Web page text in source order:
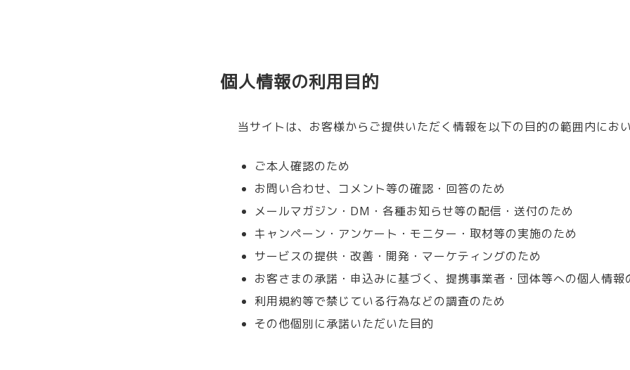
個人情報の利用目的
当サイトは、お客様からご提供いただく情報を以下の目的の範囲内にお
ご本人確認のため
お問い合わせ、コメント等の確認・回答のため
メールマガジン・DM・各種お知らせ等の配信・送付のため
キャンペーン・アンケート・モニター・取材等の実施のため
サービスの提供・改善・開発・マーケティングのため
お客さまの承諾・申込みに基づく、提携事業者・団体等への個人情報
利用規約等で禁じている行為などの調査のため
その他個別に承諾いただいた目的